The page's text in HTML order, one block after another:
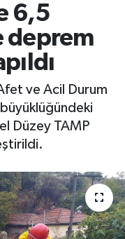
6,5
deprem
ve Acil Durum
Düzey TAMP